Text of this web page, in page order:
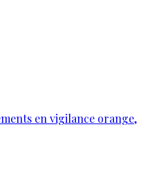
en vigilance orange,